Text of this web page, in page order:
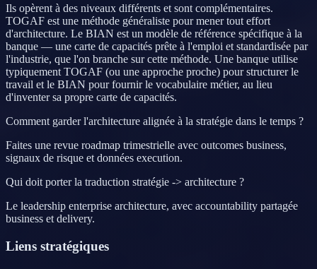
Ils opèrent à des niveaux différents et sont complémentaires.
TOGAF est une méthode généraliste pour mener tout effort
d'architecture. Le BIAN est un modèle de référence spécifique à la
banque — une carte de capacités prête à l'emploi et standardisée par
l'industrie, que l'on branche sur cette méthode. Une banque utilise
typiquement TOGAF (ou une approche proche) pour structurer le
travail et le BIAN pour fournir le vocabulaire métier, au lieu
d'inventer sa propre carte de capacités.
Comment garder l'architecture alignée à la stratégie dans le temps ?
Faites une revue roadmap trimestrielle avec outcomes business,
signaux de risque et données execution.
Qui doit porter la traduction stratégie -> architecture ?
Le leadership enterprise architecture, avec accountability partagée
business et delivery.
Liens stratégiques